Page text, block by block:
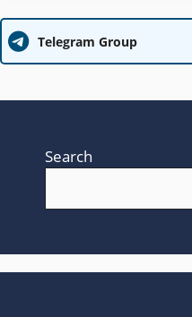
Telegram Group
Search